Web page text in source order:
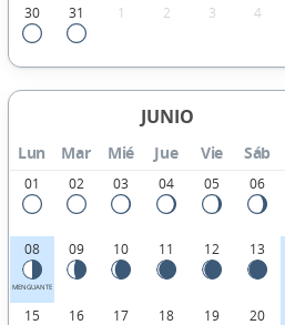
30 31 1 2 3 4
JUNIO
Lun Mar Mié Jue Vie Sáb
01 02 03 04 05 06
08
MENGUANTE
09 10 11 12 13
15 16 17 18 19 20